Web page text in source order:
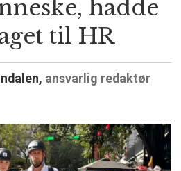
hadde
til HR
ansvarlig redaktør